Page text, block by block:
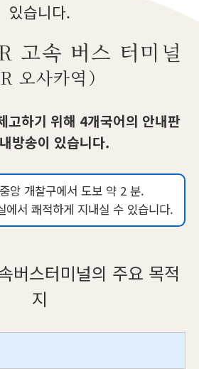
있습니다.
고속 버스 터미널
오사카역）
고하기 위해 4개국어의 안내판
방송이 있습니다.
앙 개찰구에서 도보 약 2 분.
에서 쾌적하게 지내실 수 있습니다.
버스터미널의 주요 목적
지